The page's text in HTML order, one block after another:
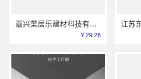
嘉兴美居乐建材科技有限公司-美居乐家装匠心施工
￥29.26